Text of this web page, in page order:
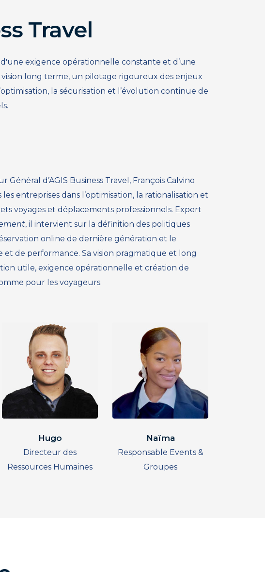
Travel
exigence opérationnelle constante et d’une
long terme, un pilotage rigoureux des enjeux
la sécurisation et l’évolution continue de
Général d’AGIS Business Travel, François Calvino
entreprises dans l’optimisation, la rationalisation et
voyages et déplacements professionnels. Expert
, il intervient sur la définition des politiques
online de dernière génération et le
de performance. Sa vision pragmatique et long
utile, exigence opérationnelle et création de
pour les voyageurs.
Hugo
Directeur des
Ressources Humaines
Naïma
Responsable Events &
Groupes